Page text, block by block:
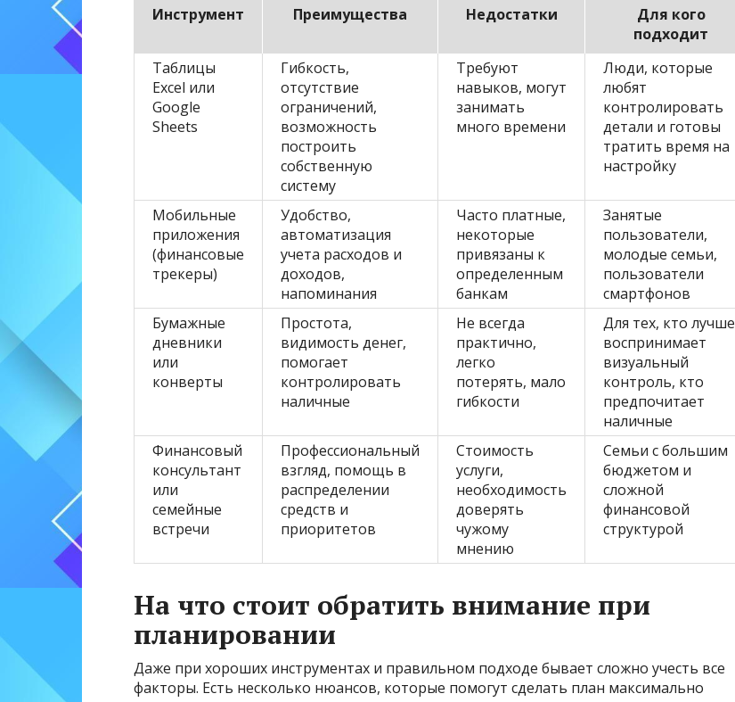
Инструмент Преимущества Недостатки
Для кого
подходит
Таблицы
Excel или
Google
Sheets
Гибкость,
отсутствие
ограничений,
возможность
построить
собственную
систему
Требуют
навыков, могут
занимать
много времени
Люди, которые
любят
контролировать
детали и готовы
тратить время на
настройку
Мобильные
приложения
(финансовые
трекеры)
Удобство,
автоматизация
учета расходов и
доходов,
напоминания
Часто платные,
некоторые
привязаны к
определенным
банкам
Занятые
пользователи,
молодые семьи,
пользователи
смартфонов
Бумажные
дневники
или
конверты
Простота,
видимость денег,
помогает
контролировать
наличные
Не всегда
практично,
легко
потерять, мало
гибкости
Для тех, кто лучше
воспринимает
визуальный
контроль, кто
предпочитает
наличные
Финансовый
консультант
или
семейные
встречи
Профессиональный
взгляд, помощь в
распределении
средств и
приоритетов
Стоимость
услуги,
необходимость
доверять
чужому
мнению
Семьи с большим
бюджетом и
сложной
финансовой
структурой
На что стоит обратить внимание при
планировании
Даже при хороших инструментах и правильном подходе бывает сложно учесть все
факторы. Есть несколько нюансов, которые помогут сделать план максимально